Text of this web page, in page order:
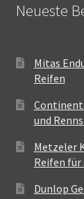
Neueste
Mitas
Reifen
und
Metzeler
Reifen
Dunlop